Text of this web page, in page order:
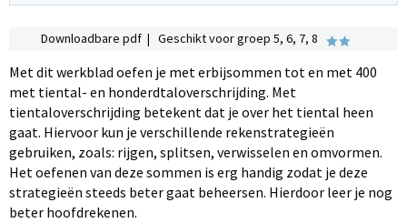
Downloadbare pdf | Geschikt voor groep 5, 6, 7, 8
Met dit werkblad oefen je met erbijsommen tot en met 400
met tiental- en honderdtaloverschrijding. Met
tientaloverschrijding betekent dat je over het tiental heen
gaat. Hiervoor kun je verschillende rekenstrategieën
gebruiken, zoals: rijgen, splitsen, verwisselen en omvormen.
Het oefenen van deze sommen is erg handig zodat je deze
strategieën steeds beter gaat beheersen. Hierdoor leer je nog
beter hoofdrekenen.